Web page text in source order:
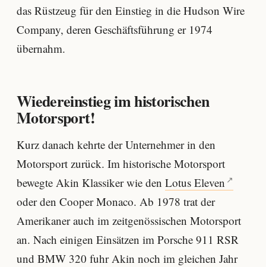
das Rüstzeug für den Einstieg in die Hudson Wire
Company, deren Geschäftsführung er 1974
übernahm.
Wiedereinstieg im historischen
Motorsport!
Kurz danach kehrte der Unternehmer in den
Motorsport zurück. Im historische Motorsport
bewegte Akin Klassiker wie den Lotus Eleven
oder den Cooper Monaco. Ab 1978 trat der
Amerikaner auch im zeitgenössischen Motorsport
an. Nach einigen Einsätzen im Porsche 911 RSR
und BMW 320 fuhr Akin noch im gleichen Jahr